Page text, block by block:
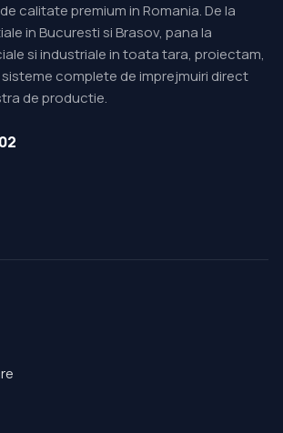
calitate premium in Romania. De la
in Bucuresti si Brasov, pana la
si industriale in toata tara, proiectam,
complete de imprejmuiri direct
de productie.